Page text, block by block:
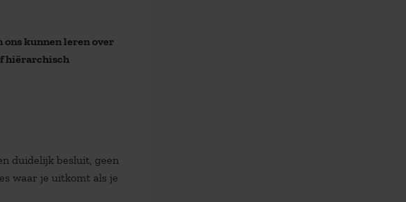
ons kunnen leren over
hiërarchisch
duidelijk besluit, geen
waar je uitkomt als je